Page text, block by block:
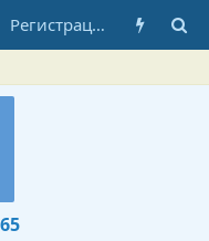
Регистрация